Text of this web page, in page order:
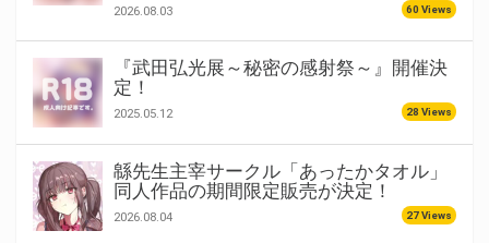
2026.08.03 60 Views
『武田弘光展～秘密の感射祭～』開催決
定！
2025.05.12 28 Views
緜先生主宰サークル「あったかタオル」
同人作品の期間限定販売が決定！
2026.08.04 27 Views